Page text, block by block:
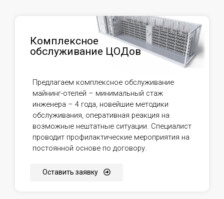
Комплексное
обслуживание ЦОДов
Предлагаем комплексное обслуживание
майнинг-отелей – минимальный стаж
инженера – 4 года, новейшие методики
обслуживания, оперативная реакция на
возможные нештатные ситуации. Специалист
проводит профилактические мероприятия на
постоянной основе по договору.
Оставить заявку